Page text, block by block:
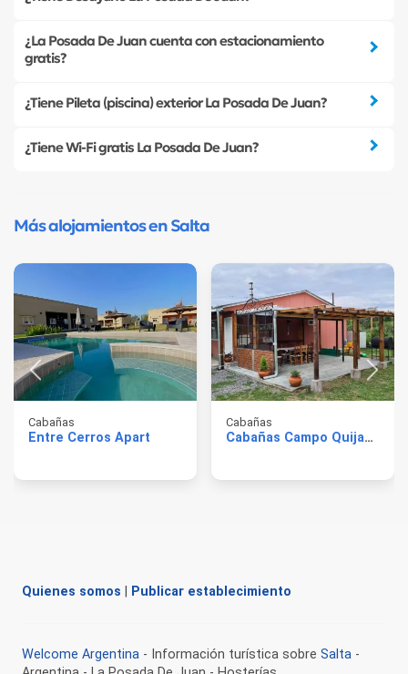
¿La Posada De Juan cuenta con estacionamiento
gratis?
¿Tiene Pileta (piscina) exterior La Posada De Juan?
¿Tiene Wi-Fi gratis La Posada De Juan?
Más alojamientos en Salta
Cabañas
Entre Cerros Apart
Cabañas
Cabañas Campo Quijano
Quienes somos Publicar establecimiento
Welcome Argentina - Información turística sobre Salta -